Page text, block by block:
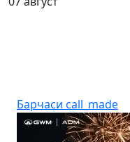
Барчаси call_made